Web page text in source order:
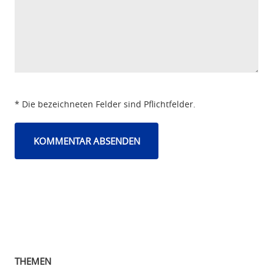
* Die bezeichneten Felder sind Pflichtfelder.
THEMEN